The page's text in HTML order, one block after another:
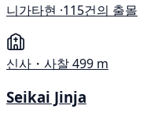
니가타현 ·115건의 출몰
신사・사찰499 m
Seikai Jinja